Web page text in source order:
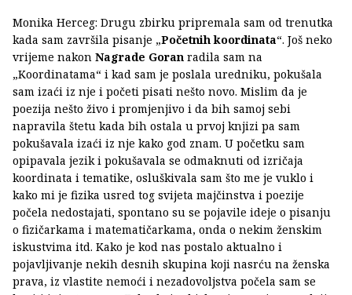
Monika Herceg: Drugu zbirku pripremala sam od trenutka
kada sam završila pisanje „Početnih koordinata“. Još neko
vrijeme nakon Nagrade Goran radila sam na
„Koordinatama“ i kad sam je poslala uredniku, pokušala
sam izaći iz nje i početi pisati nešto novo. Mislim da je
poezija nešto živo i promjenjivo i da bih samoj sebi
napravila štetu kada bih ostala u prvoj knjizi pa sam
pokušavala izaći iz nje kako god znam. U početku sam
opipavala jezik i pokušavala se odmaknuti od izričaja
koordinata i tematike, osluškivala sam što me je vuklo i
kako mi je fizika usred tog svijeta majčinstva i poezije
počela nedostajati, spontano su se pojavile ideje o pisanju
o fizičarkama i matematičarkama, onda o nekim ženskim
iskustvima itd. Kako je kod nas postalo aktualno i
pojavljivanje nekih desnih skupina koji nasrću na ženska
prava, iz vlastite nemoći i nezadovoljstva počela sam se